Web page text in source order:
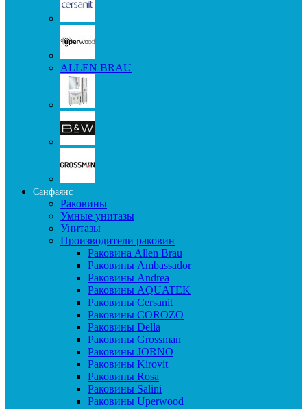
ALLEN BRAU
Санфаянс
Раковины
Умные унитазы
Унитазы
Производители раковин
Раковина Allen Brau
Раковины Ambassador
Раковины Andrea
Раковины AQUATEK
Раковины Cersanit
Раковины COROZO
Раковины Della
Раковины Grossman
Раковины JORNO
Раковины Kirovit
Раковины Rosa
Раковины Salini
Раковины Uperwood